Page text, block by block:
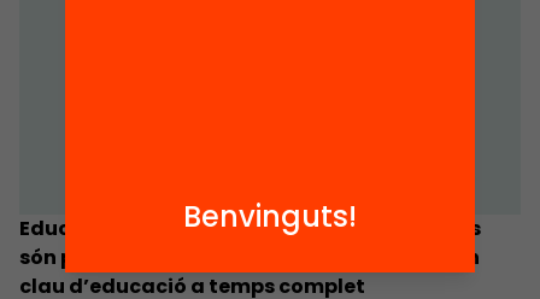
Educació a l’hora: Uns altres horaris escolars
són possibles. Proposta d’horaris escolars en
clau d’educació a temps complet
Benvinguts!